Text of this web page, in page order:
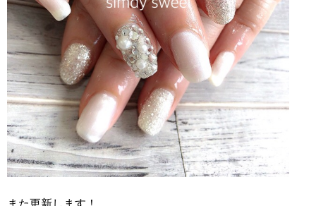
また更新します！